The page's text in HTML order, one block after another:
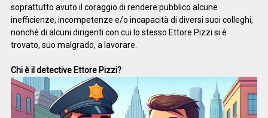
soprattutto avuto il coraggio di rendere pubblico alcune
inefficienze, incompetenze e/o incapacità di diversi suoi colleghi,
nonché di alcuni dirigenti con cui lo stesso Ettore Pizzi si è
trovato, suo malgrado, a lavorare.
Chi è il detective Ettore Pizzi?